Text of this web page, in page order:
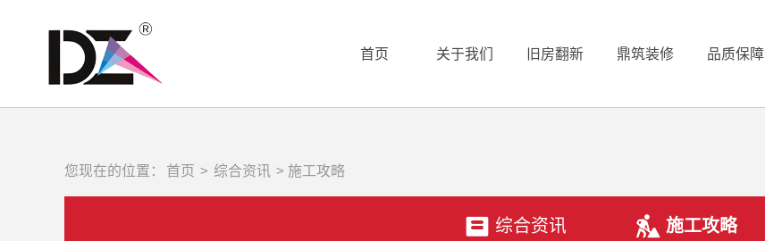
首页 关于我们 旧房翻新 鼎筑装修 品质保障
您现在的位置： 首页 > 综合资讯 > 施工攻略
综合资讯 施工攻略